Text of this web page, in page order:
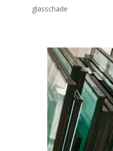
glasschade